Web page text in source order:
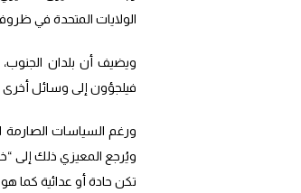
الولايات المتحدة في
ويضيف أن بلدان
فيلجؤون إلى وسائل أخرى
ورغم السياسات الصارمة
ويُرجع المعيزي ذلك إلى
تكن حادة أو عدائية كما